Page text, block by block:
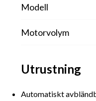
Modell
Motorvolym
Utrustning
Automatiskt